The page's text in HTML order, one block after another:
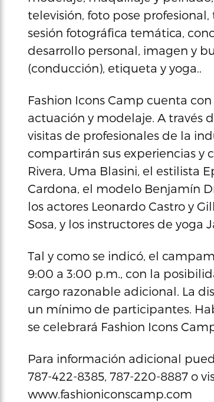
televisión, foto pose
sesión fotográfica temática,
desarrollo personal, imagen y
(conducción), etiqueta y yoga..
Fashion Icons Camp cuenta
actuación y modelaje. A través
visitas de profesionales de la
compartirán sus experiencias y
Rivera, Uma Blasini, el estilista
Cardona, el modelo Benjamín
los actores Leonardo Castro y
Sosa, y los instructores de yoga
Tal y como se indicó, el
9:00 a 3:00 p.m., con la
cargo razonable adicional. La
un mínimo de participantes.
se celebrará Fashion Icons
Para información adicional
787-422-8385, 787-220-8887 o
www.fashioniconscamp.com